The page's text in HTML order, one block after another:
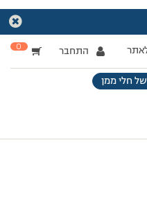
התחבר 0
חלי ממן